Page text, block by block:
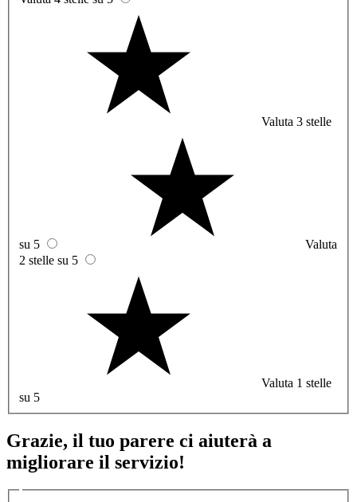
Valuta 3 stelle
su 5
Valuta
2 stelle su 5
Valuta 1 stelle
su 5
Grazie, il tuo parere ci aiuterà a
migliorare il servizio!